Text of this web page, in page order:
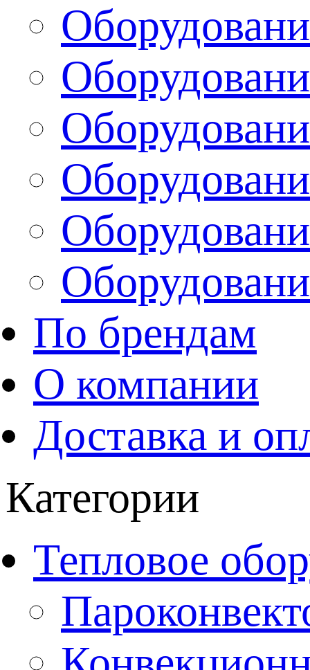
По брендам
О компании
Доставка и
Категории
Тепловое